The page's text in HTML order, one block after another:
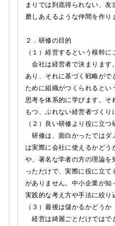
まりでは到底得られない、
磨しあえるような仲間を作り
２．研修の目的
（１）経営するという根幹に
会社は経営者で決まります
あり、それに基づく戦略がで
ために組織がつくられるとい
思考を体系的に学びます。そ
もつ、ぶれない経営者づくり
（２）良い研修より役に立つ
研修は、面白かったではダ
は実際に会社に使えるかどう
や、著名な学者の方の理論を
っただけで、実際に役に立
がありません。中小企業が知
実践的な考え方や手法に絞り
（３）最後は儲かるかどうか
経営は綺麗ごとだけではで